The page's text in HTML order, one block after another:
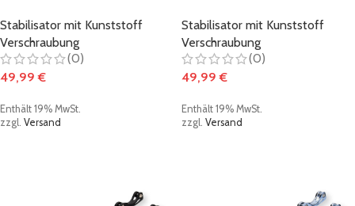
Stabilisator mit Kunststoff
Verschraubung
(0)
49,99€
Enthält 19% MwSt.
zzgl. Versand
Stabilisator mit Kunststoff
Verschraubung
(0)
49,99€
Enthält 19% MwSt.
zzgl. Versand